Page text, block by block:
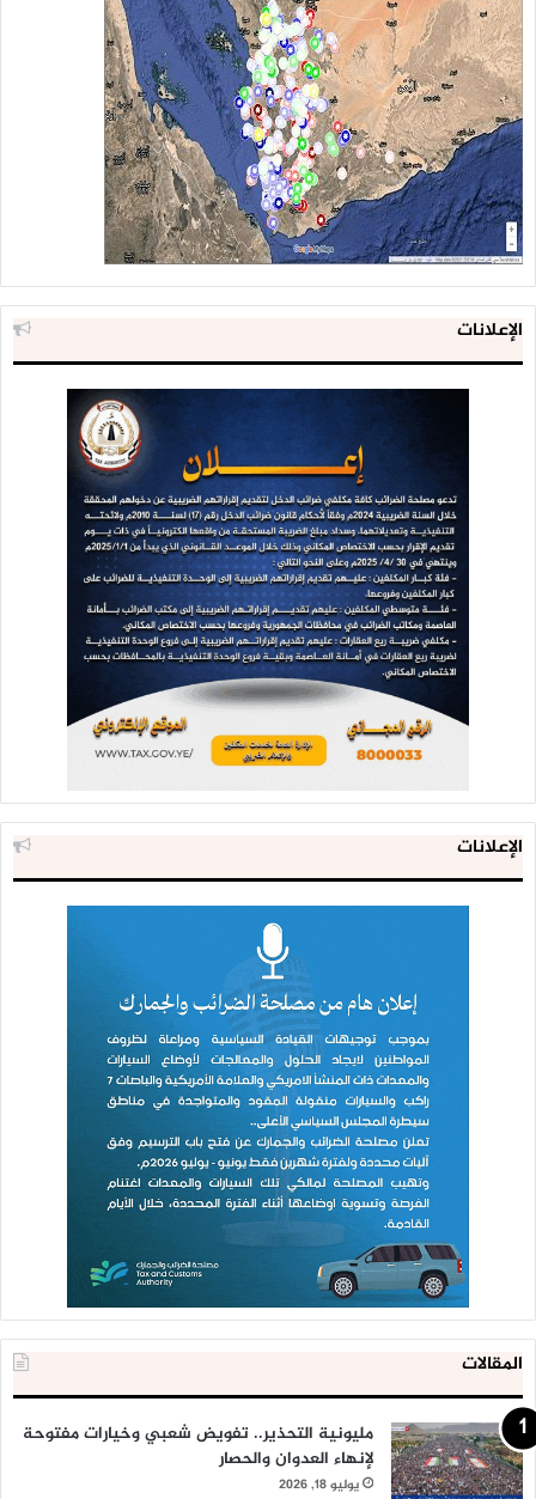
الإعلانات
الإعلانات
المقالات
مليونية التحذير.. تفويض شعبي وخيارات مفتوحة
لإنهاء العدوان والحصار
يوليو 18, 2026